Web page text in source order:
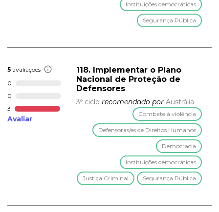
Instituições democráticas
Segurança Pública
5 avaliações
0
0
3
Avaliar
118. Implementar o Plano
Nacional de Proteção de
Defensores
3º ciclo recomendado por Austrália
Combate à violência
Defensoras/es de Direitos Humanos
Democracia
Instituições democráticas
Justiça Criminal Segurança Pública